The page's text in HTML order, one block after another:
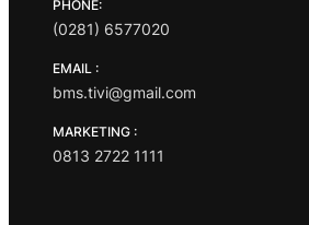
PHONE:
(0281) 6577020
EMAIL :
bms.tivi@gmail.com
MARKETING :
0813 2722 1111